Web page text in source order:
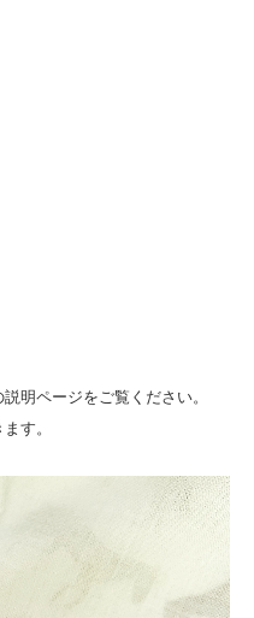
説明ページをご覧ください。
す。